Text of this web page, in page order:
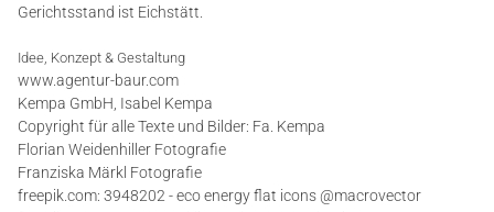
Gerichtsstand ist Eichstätt.
Idee, Konzept & Gestaltung
www.agentur-baur.com
Kempa GmbH, Isabel Kempa
Copyright für alle Texte und Bilder: Fa. Kempa
Florian Weidenhiller Fotografie
Franziska Märkl Fotografie
freepik.com: 3948202 - eco energy flat icons @macrovector